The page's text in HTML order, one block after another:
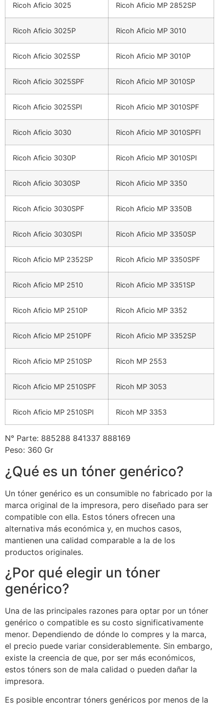
Ricoh Aficio 3025 Ricoh Aficio MP 2852SP
Ricoh Aficio 3025P Ricoh Aficio MP 3010
Ricoh Aficio 3025SP Ricoh Aficio MP 3010P
Ricoh Aficio 3025SPF Ricoh Aficio MP 3010SP
Ricoh Aficio 3025SPI Ricoh Aficio MP 3010SPF
Ricoh Aficio 3030 Ricoh Aficio MP 3010SPFI
Ricoh Aficio 3030P Ricoh Aficio MP 3010SPI
Ricoh Aficio 3030SP Ricoh Aficio MP 3350
Ricoh Aficio 3030SPF Ricoh Aficio MP 3350B
Ricoh Aficio 3030SPI Ricoh Aficio MP 3350SP
Ricoh Aficio MP 2352SP Ricoh Aficio MP 3350SPF
Ricoh Aficio MP 2510 Ricoh Aficio MP 3351SP
Ricoh Aficio MP 2510P Ricoh Aficio MP 3352
Ricoh Aficio MP 2510PF Ricoh Aficio MP 3352SP
Ricoh Aficio MP 2510SP Ricoh MP 2553
Ricoh Aficio MP 2510SPF Ricoh MP 3053
Ricoh Aficio MP 2510SPI Ricoh MP 3353
N° Parte: 885288 841337 888169
Peso: 360 Gr
¿Qué es un tóner genérico?
Un tóner genérico es un consumible no fabricado por la
marca original de la impresora, pero diseñado para ser
compatible con ella. Estos tóners ofrecen una
alternativa más económica y, en muchos casos,
mantienen una calidad comparable a la de los
productos originales.
¿Por qué elegir un tóner
genérico?
Una de las principales razones para optar por un tóner
genérico o compatible es su costo significativamente
menor. Dependiendo de dónde lo compres y la marca,
el precio puede variar considerablemente. Sin embargo,
existe la creencia de que, por ser más económicos,
estos tóners son de mala calidad o pueden dañar la
impresora.
Es posible encontrar tóners genéricos por menos de la